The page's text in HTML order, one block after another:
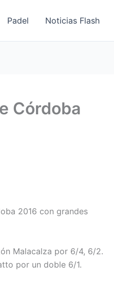
Padel Noticias Flash
Córdoba
2016 con grandes
Malacalza por 6/4, 6/2.
por un doble 6/1.